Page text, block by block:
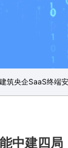
筑央企SaaS终端
中建四